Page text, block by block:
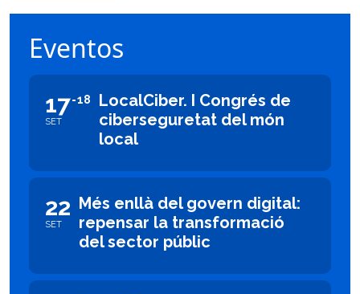
Eventos
17
SET
18
LocalCiber. I Congrés de
ciberseguretat del món
local
22
SET
Més enllà del govern digital:
repensar la transformació
del sector públic